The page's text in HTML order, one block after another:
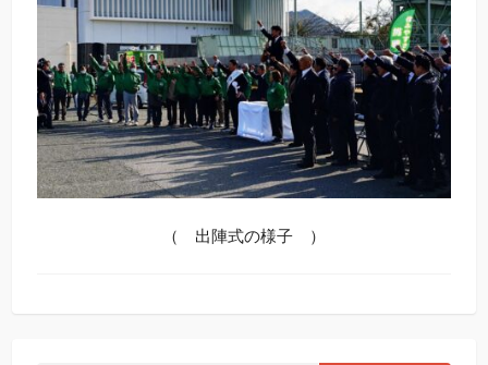
（ 出陣式の様子 ）